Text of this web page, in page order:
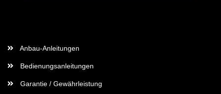
Anbau-Anleitungen
Bedienungsanleitungen
Garantie / Gewährleistung